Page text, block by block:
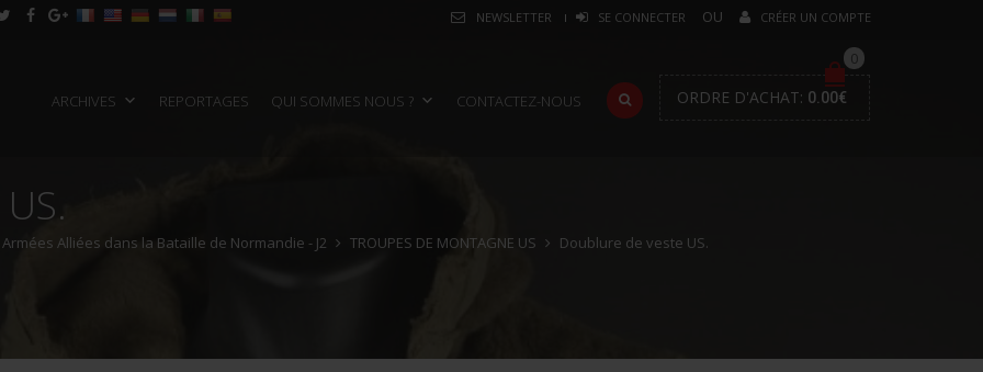
NEWSLETTER SE CONNECTER CRÉER UN COMPTE
ARCHIVES REPORTAGES QUI SOMMES NOUS ? CONTACTEZ-NOUS
0
ORDRE D'ACHAT: 0.00€
Armées Alliées dans la Bataille de Normandie - J2 TROUPES DE MONTAGNE US Doublure de veste US.